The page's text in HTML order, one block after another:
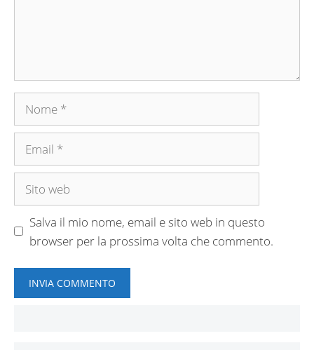
Nome
Email
Sito
Salva il mio nome, email e sito web in questo
browser per la prossima volta che commento.